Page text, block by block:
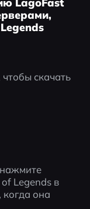
скачать
Legends в
когда она